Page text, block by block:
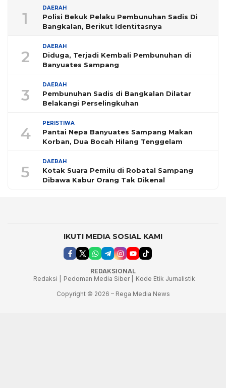
1
DAERAH
Polisi Bekuk Pelaku Pembunuhan Sadis Di
Bangkalan, Berikut Identitasnya
2
DAERAH
Diduga, Terjadi Kembali Pembunuhan di
Banyuates Sampang
3
DAERAH
Pembunuhan Sadis di Bangkalan Dilatar
Belakangi Perselingkuhan
4
PERISTIWA
Pantai Nepa Banyuates Sampang Makan
Korban, Dua Bocah Hilang Tenggelam
5
DAERAH
Kotak Suara Pemilu di Robatal Sampang
Dibawa Kabur Orang Tak Dikenal
IKUTI MEDIA SOSIAL KAMI
REDAKSIONAL
Redaksi |
Pedoman Media Siber |
Kode Etik Jurnalistik
Copyright © 2026 – Rega Media News